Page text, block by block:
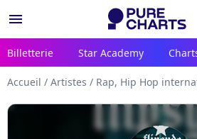
menu
Billetterie Star Academy
Accueil / Artistes / Rap, Hip Hop